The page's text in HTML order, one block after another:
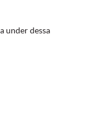
under dessa